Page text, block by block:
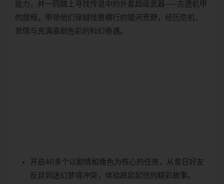
能力，并一同踏上寻找传说中的外星超级武器——古遗机甲
的旅程。带领他们穿越怪兽横行的银河荒野，经历危机、
悲情与充满喜剧色彩的科幻奇遇。
开启40多个以剧情和角色为核心的任务，从昔日好友
反目到迷幻梦境冲突，体验跌宕起伏的精彩故事。